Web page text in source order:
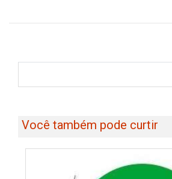
Você também pode curtir